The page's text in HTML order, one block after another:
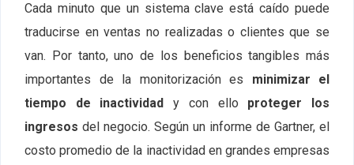
Cada minuto que un sistema clave está caído puede
traducirse en ventas no realizadas o clientes que se
van. Por tanto, uno de los beneficios tangibles más
importantes de la monitorización es minimizar el
tiempo de inactividady con ello proteger los
ingresos del negocio. Según un informe de Gartner, el
costo promedio de la inactividad en grandes empresas